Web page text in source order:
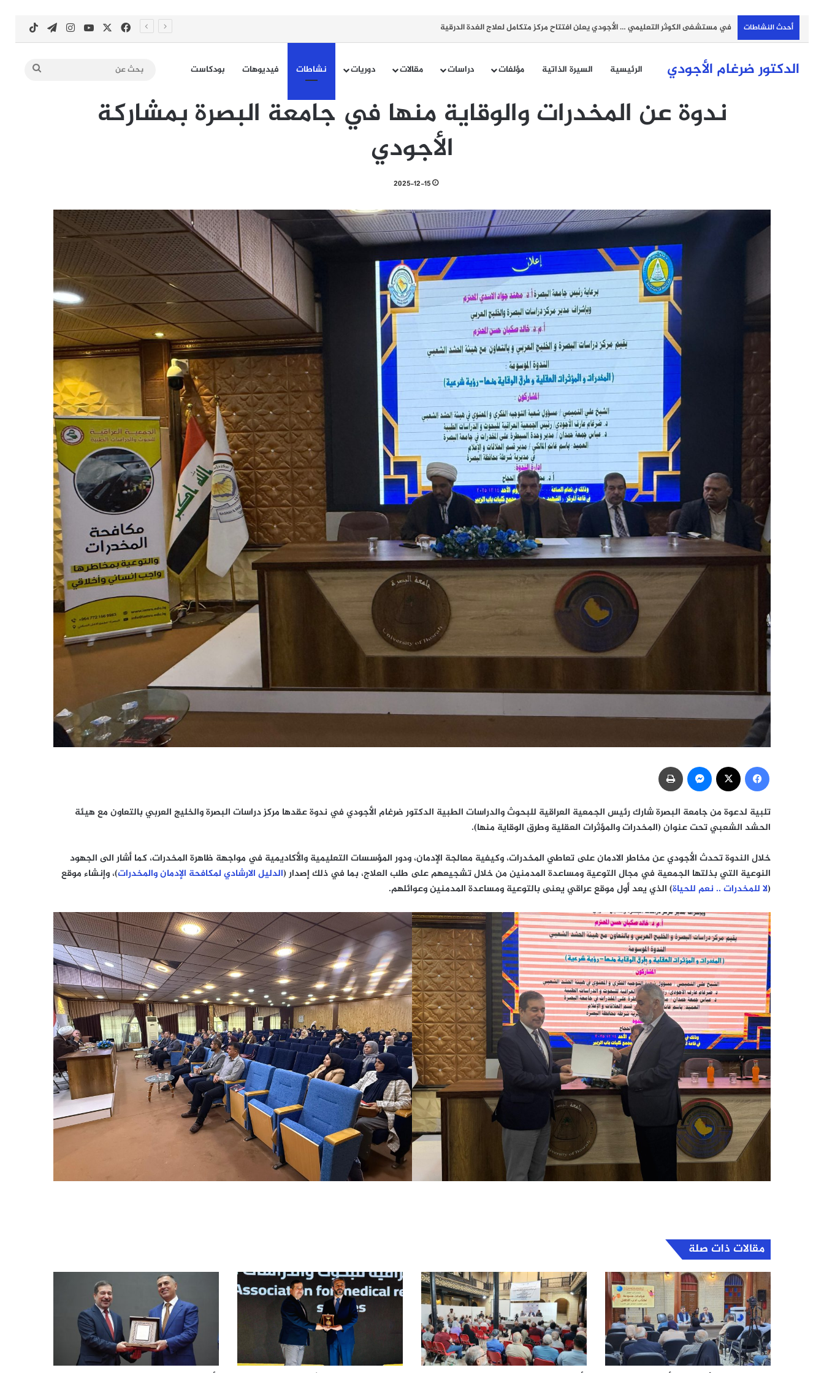
أحدث النشاطات في مستشفى الكوثر التعليمي … الأجودي يعلن افتتاح مركز متكامل لعلاج الغدة الدرقية فيسبوك‫YouTubeانستقرام
تيلقرام
الدكتور ضرغام الأجودي الرئيسية السيرة الذاتية مؤلفات دراسات مقالات دوريات نشاطات فيديوهات بودكاست
بحث
ندوة عن المخدرات والوقاية منها في جامعة البصرة بمشاركة
الأجودي
2025-12-15
فيسبوك ماسنجر
تلبية لدعوة من جامعة البصرة شارك رئيس الجمعية العراقية للبحوث والدراسات الطبية الدكتور ضرغام الأجودي في ندوة عقدها مركز دراسات البصرة والخليج العربي بالتعاون مع هيئة
الحشد الشعبي تحت عنوان (المخدرات والمؤثرات العقلية وطرق الوقاية منها).
خلال الندوة تحدث الأجودي عن مخاطر الادمان على تعاطي المخدرات، وكيفية معالجة الإدمان، ودور المؤسسات التعليمية والأكاديمية في مواجهة ظاهرة المخدرات، كما أشار الى الجهود
النوعية التي بذلتها الجمعية في مجال التوعية ومساعدة المدمنين من خلال تشجيعهم على طلب العلاج، بما في ذلك إصدار (الدليل الارشادي لمكافحة الإدمان والمخدرات)، وإنشاء موقع
(لا للمخدرات .. نعم للحياة) الذي يعد أول موقع عراقي يعنى بالتوعية ومساعدة المدمنين وعوائلهم.
مقالات ذات صلة